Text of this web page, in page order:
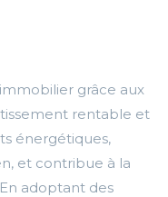
grâce aux
rentable et
énergétiques,
et contribue à la
adoptant des